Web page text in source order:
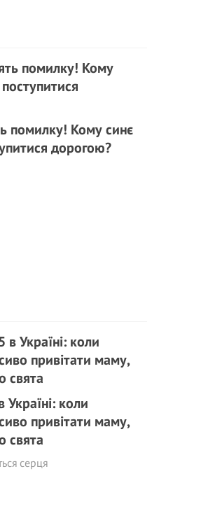
помилку! Кому синє
дорогою?
коли
привітати маму,
свята
серця